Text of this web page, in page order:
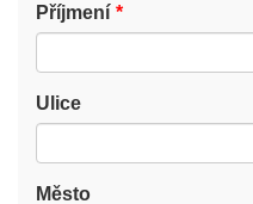
Příjmení
Ulice
Město